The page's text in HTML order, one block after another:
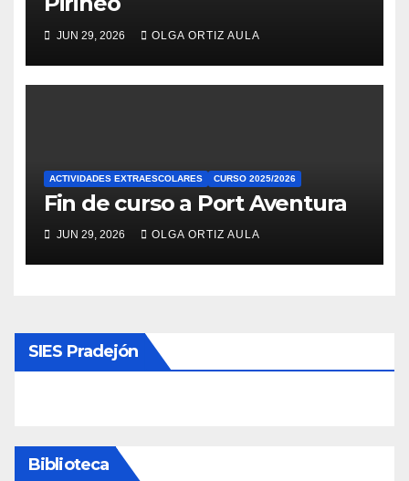
JUN 29, 2026 OLGA ORTIZ AULA
ACTIVIDADES EXTRAESCOLARES CURSO 2025/2026
Fin de curso a Port Aventura
JUN 29, 2026 OLGA ORTIZ AULA
SIES Pradejón
Biblioteca